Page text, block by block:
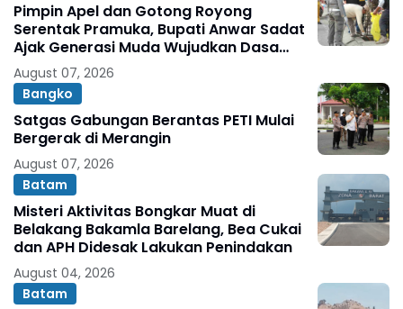
Pimpin Apel dan Gotong Royong
Serentak Pramuka, Bupati Anwar Sadat
Ajak Generasi Muda Wujudkan Dasa
Darma Melalui Aksi Nyata Peduli
Lingkungan
August 07, 2026
Bangko
Satgas Gabungan Berantas PETI Mulai
Bergerak di Merangin
August 07, 2026
Batam
Misteri Aktivitas Bongkar Muat di
Belakang Bakamla Barelang, Bea Cukai
dan APH Didesak Lakukan Penindakan
August 04, 2026
Batam